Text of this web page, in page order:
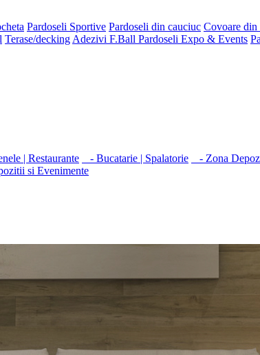
Pardoseli Sportive Pardoseli din cauciuc Covoare din
Terase/deckingAdezivi F.Ball Pardoseli Expo & Events
| Restaurante - Bucatarie | Spalatorie - Zona
si Evenimente